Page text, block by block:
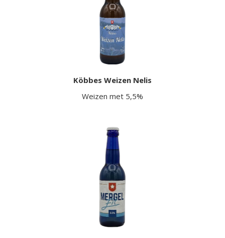
Köbbes Weizen Nelis
Weizen met 5,5%